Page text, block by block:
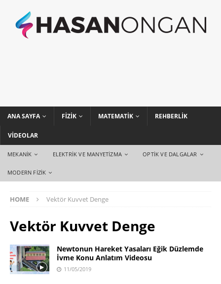
ANA SAYFA FIZIK MATEMATIK REHBERLIK
VIDEOLAR
MEKANIK ELEKTRIK VE MANYETIZMA OPTIK VE DALGALAR
MODERN FIZIK
HOME Vektör Kuvvet Denge
Vektör Kuvvet Denge
Newtonun Hareket Yasaları Eğik Düzlemde
İvme Konu Anlatım Videosu
11/05/2019